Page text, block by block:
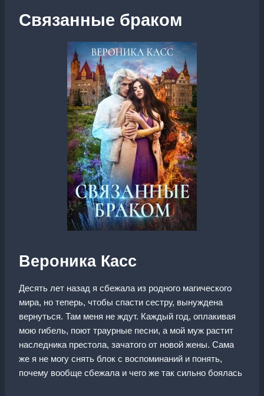
Связанные браком
Вероника Касс
Десять лет назад я сбежала из родного магического
мира, но теперь, чтобы спасти сестру, вынуждена
вернуться. Там меня не ждут. Каждый год, оплакивая
мою гибель, поют траурные песни, а мой муж растит
наследника престола, зачатого от новой жены. Сама
же я не могу снять блок с воспоминаний и понять,
почему вообще сбежала и чего же так сильно боялась